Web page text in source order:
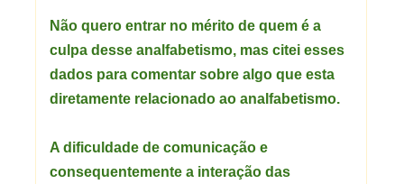
Não quero entrar no mérito de quem é a
culpa desse analfabetismo, mas citei esses
dados para comentar sobre algo que esta
diretamente relacionado ao analfabetismo.
A dificuldade de comunicação e
consequentemente a interação das